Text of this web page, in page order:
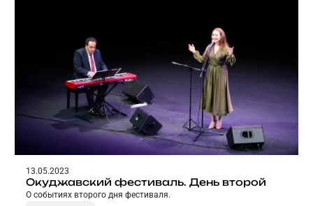
13.05.2023
Окуджавский фестиваль. День второй
О событиях второго дня фестиваля.